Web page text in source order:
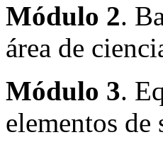
Módulo 2.
área de
Módulo 3.
elementos de